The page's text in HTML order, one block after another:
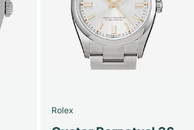
Rolex